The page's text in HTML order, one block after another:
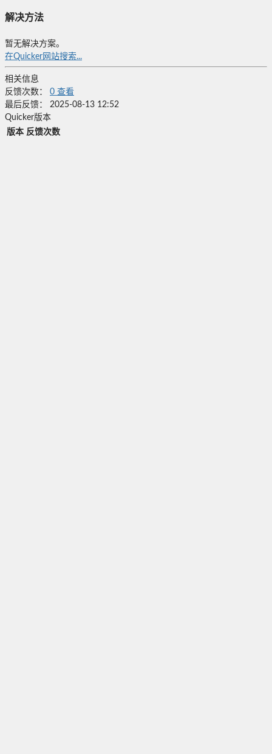
解决方法
暂无解决方案。
在Quicker网站搜索...
相关信息
反馈次数：
0 查看
最后反馈：
2025-08-13 12:52
Quicker版本
版本 反馈次数